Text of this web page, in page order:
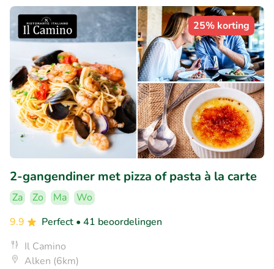
25% korting
2-gangendiner met pizza of pasta à la carte
Za Zo Ma
Wo
9.9
Perfect • 41 beoordelingen
Il Camino
Alken (6km)